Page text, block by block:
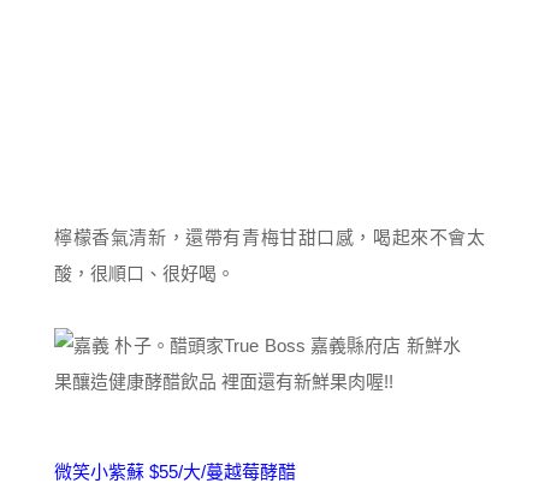
檸檬香氣清新，還帶有青梅甘甜口感，喝起來不會太
酸，很順口、很好喝。
微笑小紫蘇 $55/大/蔓越莓酵醋